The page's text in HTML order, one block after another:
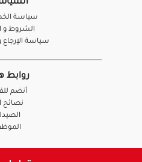
سياسة
الشروط و
سياسة الإرجاع
روابط
أنضم
نصائح